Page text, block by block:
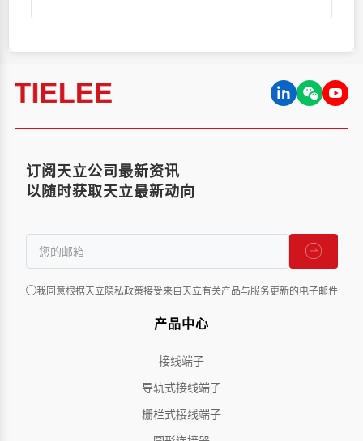
订阅天立公司最新资讯
以随时获取天立最新动向
我同意根据天立隐私政策接受来自天立有关产品与服务更新的电子邮件
产品中心
接线端子
导轨式接线端子
栅栏式接线端子